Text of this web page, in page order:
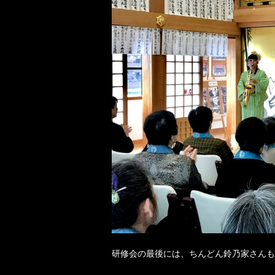
研修会の最後には、ちんどん鈴乃家さん